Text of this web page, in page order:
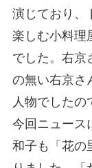
演じており、
楽しむ小料理
でした。右京
の無い右京さ
人物でしたの
今回ニュース
和子も「花の